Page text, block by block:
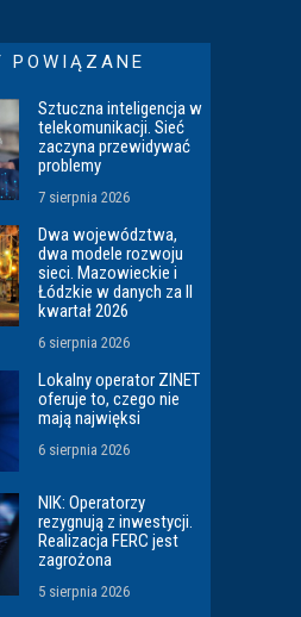
POWIĄZANE
Sztuczna inteligencja w
telekomunikacji. Sieć
zaczyna przewidywać
problemy
7 sierpnia 2026
Dwa województwa,
dwa modele rozwoju
sieci. Mazowieckie i
Łódzkie w danych za II
kwartał 2026
6 sierpnia 2026
Lokalny operator ZINET
oferuje to, czego nie
mają najwięksi
6 sierpnia 2026
NIK: Operatorzy
rezygnują z inwestycji.
Realizacja FERC jest
zagrożona
5 sierpnia 2026